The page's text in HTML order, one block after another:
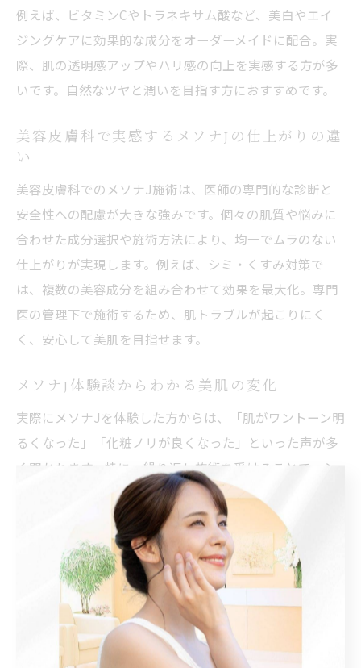
例えば、ビタミンCやトラネキサム酸など、美白やエイ
ジングケアに効果的な成分をオーダーメイドに配合。実
際、肌の透明感アップやハリ感の向上を実感する方が多
いです。自然なツヤと潤いを目指す方におすすめです。
美容皮膚科で実感するメソナJの仕上がりの違
い
美容皮膚科でのメソナJ施術は、医師の専門的な診断と
安全性への配慮が大きな強みです。個々の肌質や悩みに
合わせた成分選択や施術方法により、均一でムラのない
仕上がりが実現します。例えば、シミ・くすみ対策で
は、複数の美容成分を組み合わせて効果を最大化。専門
医の管理下で施術するため、肌トラブルが起こりにく
く、安心して美肌を目指せます。
メソナJ体験談からわかる美肌の変化
実際にメソナJを体験した方からは、「肌がワントーン明
るくなった」「化粧ノリが良くなった」といった声が多
く聞かれます。特に、繰り返し施術を受けることで、シ
ミやくすみの軽減、肌のハリや潤いの向上を実感するケ
ースが増えています。例えば、エイジングケア目的で利
用した方は、目元や口元の乾燥が気にならなくなったと
話すことも。個人差はあるものの、継続的な施術で理想
の美肌に近づくことができます。
美容皮膚科でのメソナJ施術後の満足度を解説